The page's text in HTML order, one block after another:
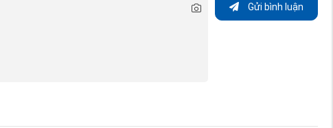
Gửi bình luận